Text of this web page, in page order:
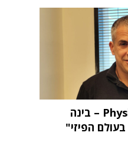
"העתיד הוא Physical AI – בינה
הפיזי"